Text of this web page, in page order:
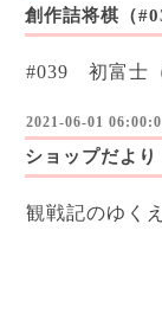
創作詰将棋（
#039 初富士
2021-06-01
ショップだよ
観戦記のゆく